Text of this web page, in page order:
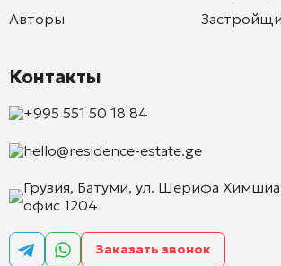
Авторы
Контакты
+995 551 50 18 84
hello@residence-estate.ge
Грузия, Батуми, ул. Шерифа
офис 1204
Заказать звонок